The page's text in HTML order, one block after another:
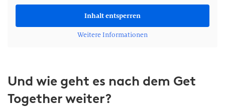
Inhalt entsperren
Weitere Informationen
Und wie geht es nach dem Get
Together weiter?